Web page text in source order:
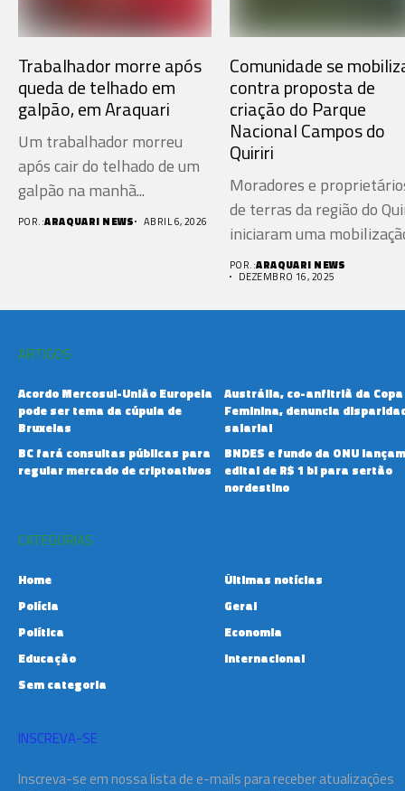
Trabalhador morre após
queda de telhado em
galpão, em Araquari
Um trabalhador morreu
após cair do telhado de um
galpão na manhã...
POR.:ARAQUARI NEWS ABRIL 6, 2026
Comunidade se
contra proposta de
criação do Parque
Nacional Campos do
Quiriri
Moradores e
de terras da região do
iniciaram uma
POR.:ARAQUARI NEWS
DEZEMBRO 16, 2025
ARTIGOS
Acordo Mercosul-União Europeia
pode ser tema da cúpula de
Bruxelas
Austrália, co-anfitriã da Copa
Feminina, denuncia
salarial
BC fará consultas públicas para
regular mercado de criptoativos
BNDES e fundo da ONU lançam
edital de R$ 1 bi para sertão
nordestino
CATEGORIAS
Home
Últimas notícias
Polícia
Geral
Política
Economia
Educação
Internacional
Sem categoria
INSCREVA-SE
Inscreva-se em nossa lista de e-mails para receber atualizações